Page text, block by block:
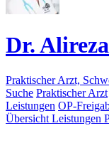
Dr.
Praktischer Arzt,
Suche Praktischer Arzt
Leistungen OP-
Übersicht Leistungen